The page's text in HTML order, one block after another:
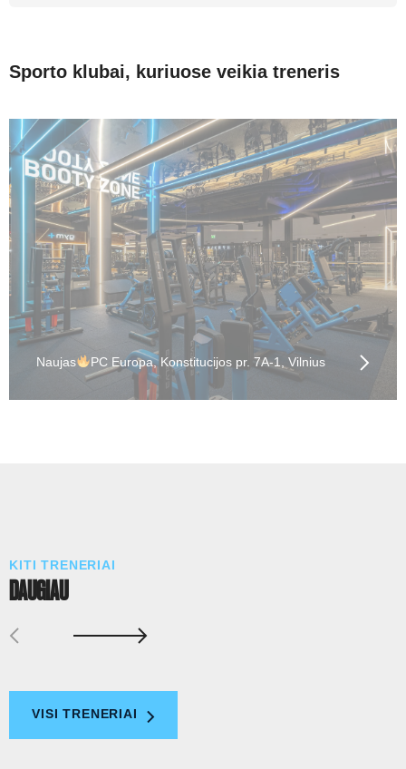
Sporto klubai, kuriuose veikia treneris
Naujas PC Europa, Konstitucijos pr. 7A-1, Vilnius
KITI TRENERIAI
DAUGIAU
VISI TRENERIAI